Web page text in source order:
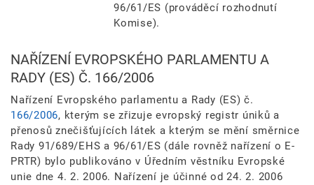
96/61/ES (prováděcí rozhodnutí
Komise).
NAŘÍZENÍ EVROPSKÉHO PARLAMENTU A
RADY (ES) Č. 166/2006
Nařízení Evropského parlamentu a Rady (ES) č.
166/2006, kterým se zřizuje evropský registr úniků a
přenosů znečišťujících látek a kterým se mění směrnice
Rady 91/689/EHS a 96/61/ES (dále rovněž nařízení o E-
PRTR) bylo publikováno v Úředním věstníku Evropské
unie dne 4. 2. 2006. Nařízení je účinné od 24. 2. 2006